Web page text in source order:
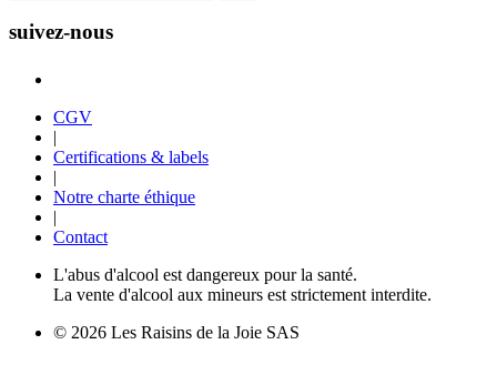
suivez-nous
CGV
|
Certifications & labels
|
Notre charte éthique
|
Contact
L'abus d'alcool est dangereux pour la santé.
La vente d'alcool aux mineurs est strictement interdite.
© 2026 Les Raisins de la Joie SAS